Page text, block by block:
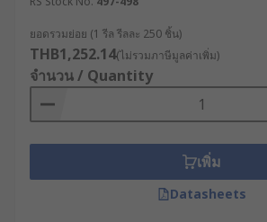
การปฏิบัติตามกฎระเบียบ : หลายอุ
ข้อกำหนดเฉพาะเกี่ยวกับข้อมูลที่ต้
ฉลาก เช่น สัญลักษณ์ GHS สำหรับส
ข้อมูลโภชนาการสำหรับอาหาร, หรื
เครื่องหมาย CE สำหรับสินค้าอิเล็
สติ๊กเกอร์ม้วนคุณภาพสูงช่วยให้มั่
เหล่านี้จะถูกพิมพ์อย่างคมชัดและติ
ตลอดอายุการใช้งานของผลิตภัณฑ์
ยอดรวมย่อย (1 รีล รีลละ 250 ชิ้น)
THB1,252.14(ไม่รวมภาษีมูลค่าเพิ่ม)
จำนวน / Quantity
เพิ่ม
Datasheets